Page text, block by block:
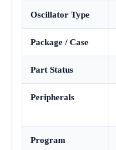
Oscillator Type
Package / Case
Part Status
Peripherals
Program